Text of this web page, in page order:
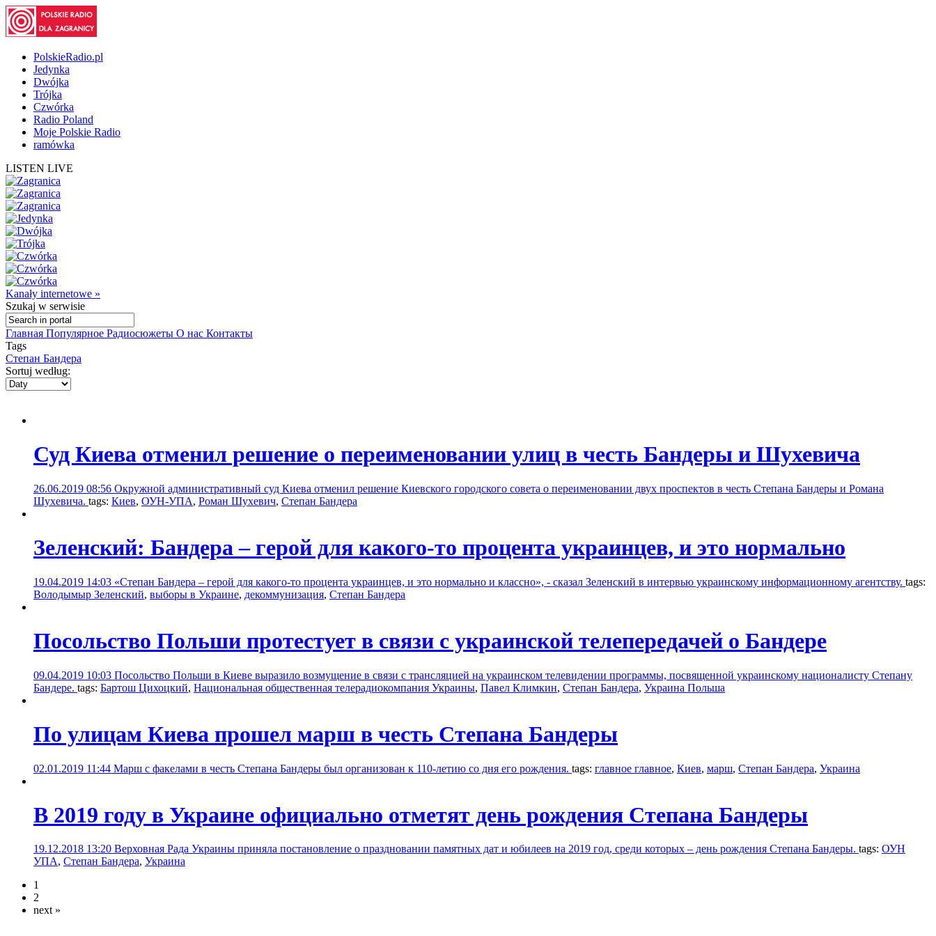
PolskieRadio.pl
Jedynka
Dwójka
Trójka
Czwórka
Radio Poland
Moje Polskie Radio
ramówka
LISTEN LIVE
Kanały internetowe »
Szukaj w serwisie
Главная Популярное Радиосюжеты О нас Контакты
Tags
Степан Бандера
Sortuj według:
Суд Киева отменил решение о переименовании улиц в честь Бандеры и Шухевича
26.06.2019 08:56 Окружной административный суд Киева отменил решение Киевского городского совета о переименовании двух проспектов в честь Степана Бандеры и Романа
Шухевича. tags: Киев, ОУН-УПА, Роман Шухевич, Степан Бандера
Зеленский: Бандера – герой для какого-то процента украинцев, и это нормально
19.04.2019 14:03 «Степан Бандера – герой для какого-то процента украинцев, и это нормально и классно», - сказал Зеленский в интервью украинскому информационному агентству. tags:
Володымыр Зеленский, выборы в Украине, декоммунизация, Степан Бандера
Посольство Польши протестует в связи с украинской телепередачей о Бандере
09.04.2019 10:03 Посольство Польши в Киеве выразило возмущение в связи с трансляцией на украинском телевидении программы, посвященной украинскому националисту Степану
Бандере. tags: Бартош Цихоцкий, Национальная общественная телерадиокомпания Украины, Павел Климкин, Степан Бандера, Украина Польша
По улицам Киева прошел марш в честь Степана Бандеры
02.01.2019 11:44 Марш с факелами в честь Степана Бандеры был организован к 110-летию со дня его рождения. tags: главное главное, Киев, марш, Степан Бандера, Украина
В 2019 году в Украине официально отметят день рождения Степана Бандеры
19.12.2018 13:20 Верховная Рада Украины приняла постановление о праздновании памятных дат и юбилеев на 2019 год, среди которых – день рождения Степана Бандеры. tags: ОУН
УПА, Степан Бандера, Украина
1
2
next »